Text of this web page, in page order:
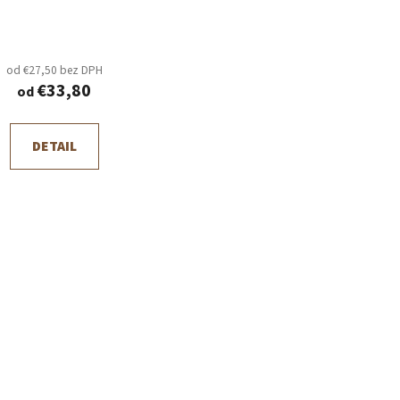
od €27,50 bez DPH
od€33,80
DETAIL